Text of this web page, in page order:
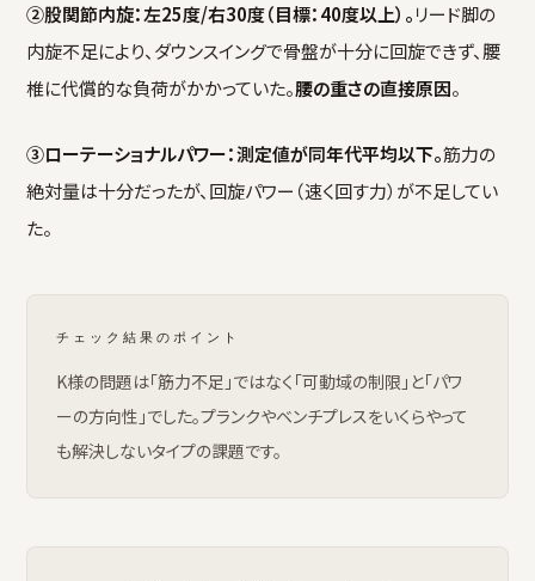
②股関節内旋：左25度/右30度（目標：40度以上）。リード脚の
内旋不足により、ダウンスイングで骨盤が十分に回旋できず、腰
椎に代償的な負荷がかかっていた。腰の重さの直接原因。
③ローテーショナルパワー：測定値が同年代平均以下。筋力の
絶対量は十分だったが、回旋パワー（速く回す力）が不足してい
た。
チェック結果のポイント
K様の問題は「筋力不足」ではなく「可動域の制限」と「パワ
ーの方向性」でした。プランクやベンチプレスをいくらやって
も解決しないタイプの課題です。